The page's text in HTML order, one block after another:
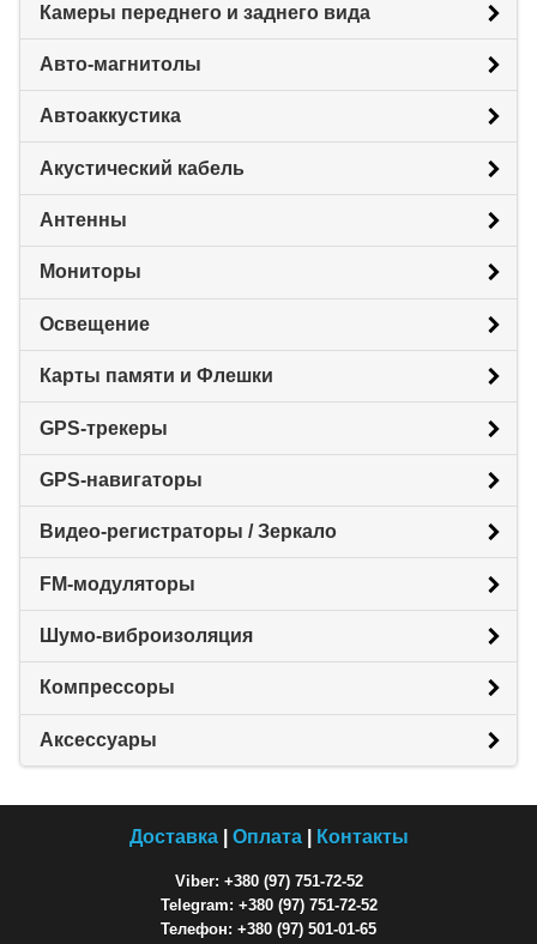
Камеры переднего и заднего вида
Авто-магнитолы
Автоаккустика
Акустический кабель
Антенны
Мониторы
Освещение
Карты памяти и Флешки
GPS-трекеры
GPS-навигаторы
Видео-регистраторы / Зеркало
FM-модуляторы
Шумо-виброизоляция
Компрессоры
Аксессуары
Доставка| Оплата| Контакты
Viber: +380 (97) 751-72-52
Telegram: +380 (97) 751-72-52
Телефон: +380 (97) 501-01-65